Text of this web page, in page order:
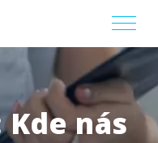
Kde nás